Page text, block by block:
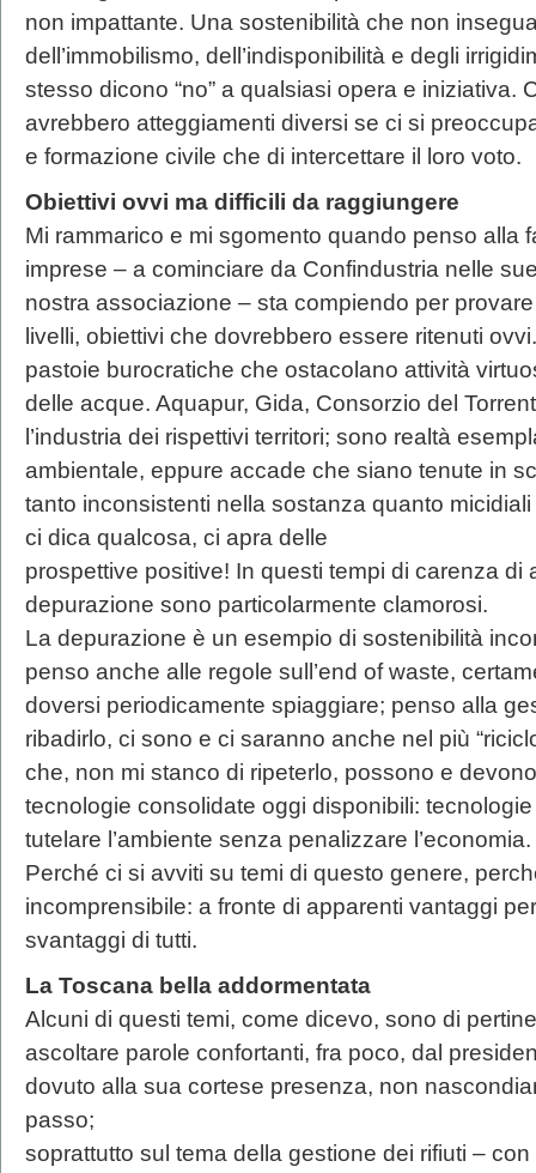
non impattante. Una sostenibilità che non
dell’immobilismo, dell’indisponibilità e degli
stesso dicono “no” a qualsiasi opera e iniziativa.
avrebbero atteggiamenti diversi se ci si
e formazione civile che di intercettare il loro voto.
Obiettivi ovvi ma difficili da raggiungere
Mi rammarico e mi sgomento quando penso alla
imprese – a cominciare da Confindustria nelle
nostra associazione – sta compiendo per
livelli, obiettivi che dovrebbero essere ritenuti
pastoie burocratiche che ostacolano attività
delle acque. Aquapur, Gida, Consorzio del
l’industria dei rispettivi territori; sono realtà
ambientale, eppure accade che siano tenute in
tanto inconsistenti nella sostanza quanto
ci dica qualcosa, ci apra delle
prospettive positive! In questi tempi di carenza di
depurazione sono particolarmente clamorosi.
La depurazione è un esempio di sostenibilità
penso anche alle regole sull’end of waste,
doversi periodicamente spiaggiare; penso alla
ribadirlo, ci sono e ci saranno anche nel più
che, non mi stanco di ripeterlo, possono e
tecnologie consolidate oggi disponibili:
tutelare l’ambiente senza penalizzare l’economia.
Perché ci si avviti su temi di questo genere,
incomprensibile: a fronte di apparenti vantaggi
svantaggi di tutti.
La Toscana bella addormentata
Alcuni di questi temi, come dicevo, sono di
ascoltare parole confortanti, fra poco, dal
dovuto alla sua cortese presenza, non
passo;
soprattutto sul tema della gestione dei rifiuti –